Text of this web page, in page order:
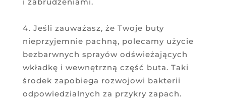
Jeśli zauważasz, że Twoje buty
nieprzyjemnie pachną, polecamy użycie
bezbarwnych sprayów odświeżających
wkładkę i wewnętrzną część buta. Taki
środek zapobiega rozwojowi bakterii
odpowiedzialnych za przykry zapach.